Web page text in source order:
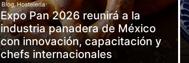
Blog, Hostelería
Expo Pan 2026 reunirá a la
industria panadera de México
con innovación, capacitación y
chefs internacionales